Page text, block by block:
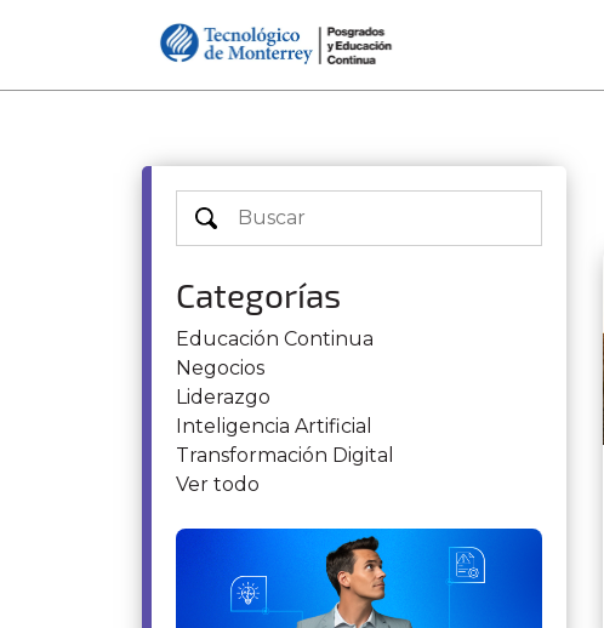
Categorías
Educación Continua
Negocios
Liderazgo
Inteligencia Artificial
Transformación Digital
Ver todo